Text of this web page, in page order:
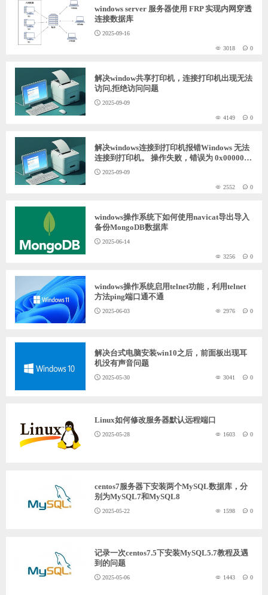
windows server 服务器使用 FRP 实现内网穿透
连接数据库
2025-09-16
3018 0
解决window共享打印机，连接打印机出现无法
访问,拒绝访问问题
2025-09-09
4149 0
解决windows连接到打印机报错Windows 无法
连接到打印机。 操作失败，错误为 0x0000011
b。2025-09-09
2552 0
windows操作系统下如何使用navicat导出导入
备份MongoDB数据库
2025-06-14
3256 0
windows操作系统启用telnet功能，利用telnet
方法ping端口通不通
2025-06-03 2976 0
解决台式电脑安装win10之后，前面板出现耳
机没有声音问题
2025-05-30 3041 0
Linux如何修改服务器默认远程端口
2025-05-28 1603 0
centos7服务器下安装两个MySQL数据库，分
别为MySQL7和MySQL8
2025-05-22 1598 0
记录一次centos7.5下安装MySQL5.7教程及遇
到的问题
2025-05-06 1443 0